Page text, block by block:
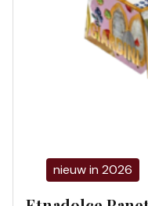
nieuw in 2026